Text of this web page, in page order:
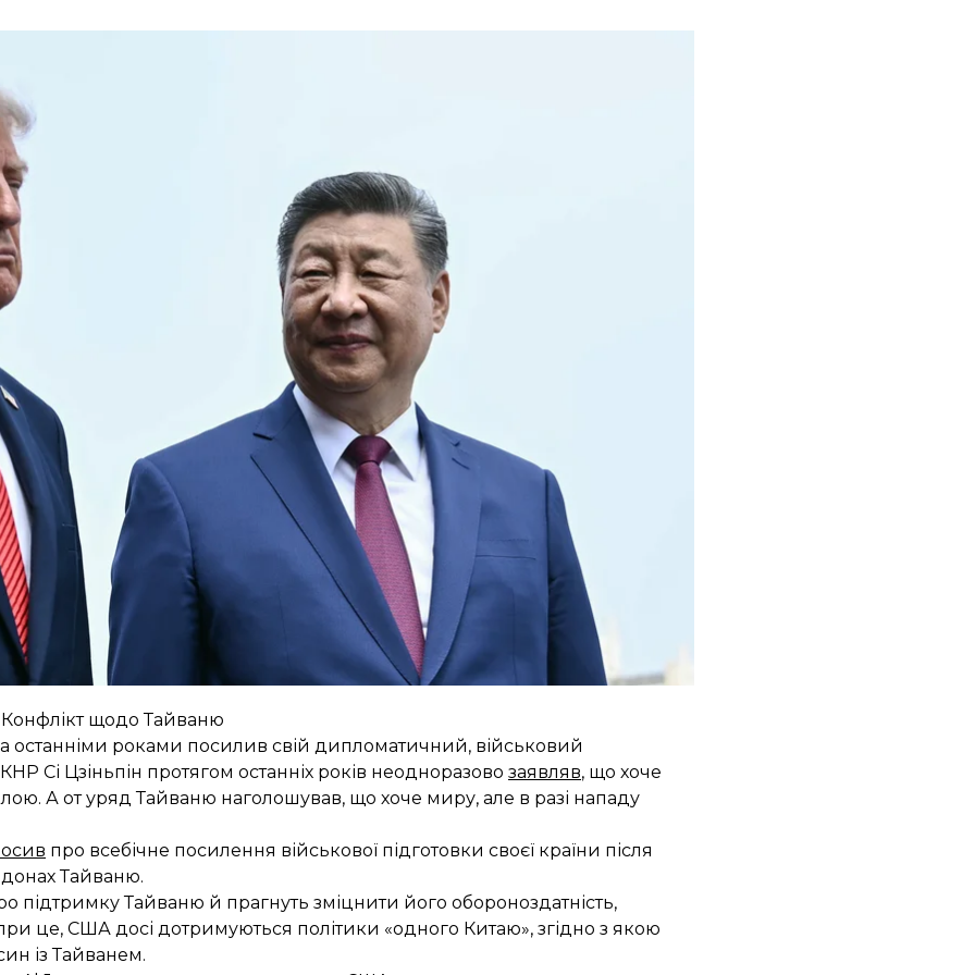
військових об’єктів поблизу своїх шахт із ракетами та зброєю. Так
що цей комплекс збудували для того, щоб «жоден удар США по
Пекіна завдати удару у відповідь».
ракети можуть досягти будь-якого міста в США.
використовувати Китай для розміщення своїх мобільних ракетних
об'єкти, які можуть слугувати місцями для систем радіоелектронної
операцій»
, — стверджують аналітики, передає Reuters.
Китаю символізує про посилення ядерної конкуренції зі
пов’язано з напруженістю відносин країн, зокрема й навколо
Конфлікт щодо Тайваню
останніми роками посилив свій дипломатичний, військовий
Сі Цзіньпін протягом останніх років неодноразово заявляв, що хоче
А от уряд Тайваню наголошував, що хоче миру, але в разі нападу
про всебічне посилення військової підготовки своєї країни після
Тайваню.
підтримку Тайваню й прагнуть зміцнити його обороноздатність,
це, США досі дотримуються політики «одного Китаю», згідно з якою
із Тайванем.